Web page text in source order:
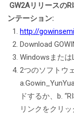
GW2Aリリースの
ンテーション:
http://
Download
Windowsまたは
2つのソフトウ
ドするか、b.
リンクをクリ